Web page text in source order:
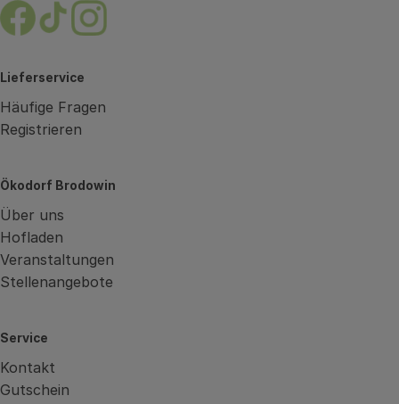
Externer Link zu https://www.facebook.com/
Externer Link zu https://www.tiktok.com/
Externer Link zu https://
Lieferservice
Häufige Fragen
Registrieren
Ökodorf Brodowin
Über uns
Hofladen
Veranstaltungen
Stellenangebote
Service
Kontakt
Gutschein